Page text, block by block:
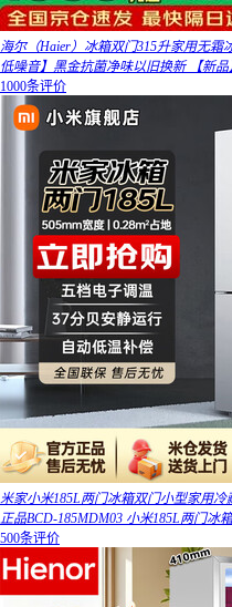
海尔（Haier）冰箱双门315升家用无
低噪音】黑金抗菌净味以旧换新 【新
1000条评价
米家小米185L两门冰箱双门小型家用
正品BCD-185MDM03 小米185L两门冰箱
500条评价